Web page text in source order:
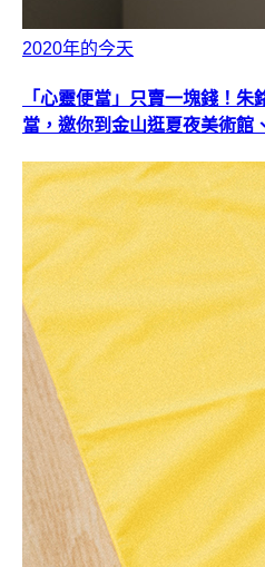
2020年的今天
「心靈便當」只賣一塊錢！
當，邀你到金山逛夏夜美術館